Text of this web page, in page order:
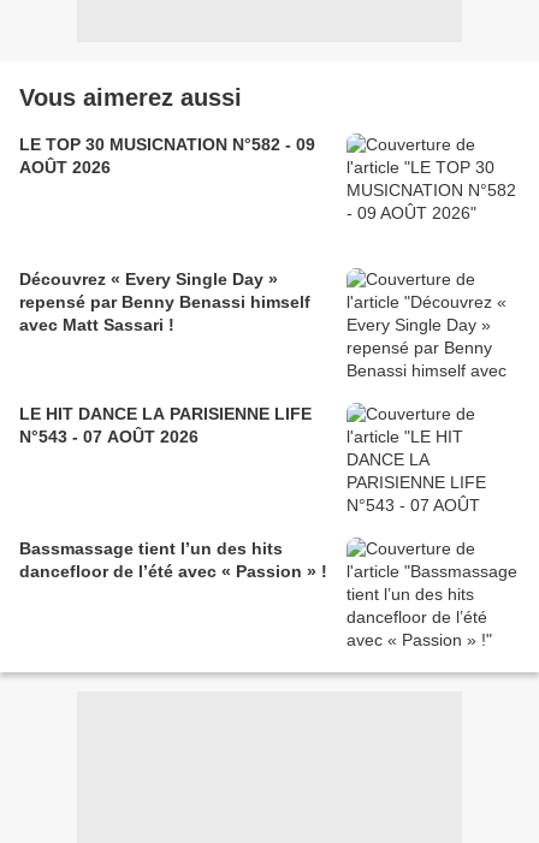
Vous aimerez aussi
LE TOP 30 MUSICNATION N°582 - 09
AOÛT 2026
Découvrez « Every Single Day »
repensé par Benny Benassi himself
avec Matt Sassari !
LE HIT DANCE LA PARISIENNE LIFE
N°543 - 07 AOÛT 2026
Bassmassage tient l’un des hits
dancefloor de l’été avec « Passion » !